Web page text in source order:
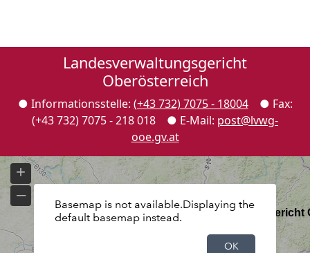
Landesverwaltungsgericht
Oberösterreich
● Informationsstelle: (+43 732) 7075 - 18004● Fax:
(+43 732) 7075 - 218 018 ● E-Mail: post@lvwg-
ooe.gv.at